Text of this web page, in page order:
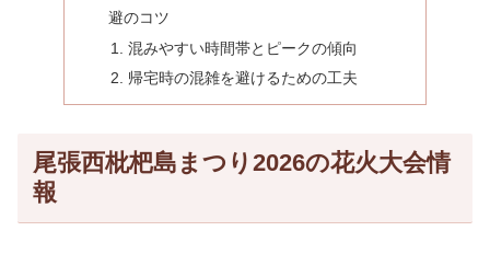
避のコツ
混みやすい時間帯とピークの傾向
帰宅時の混雑を避けるための工夫
尾張西枇杷島まつり2026の花火大会情
報